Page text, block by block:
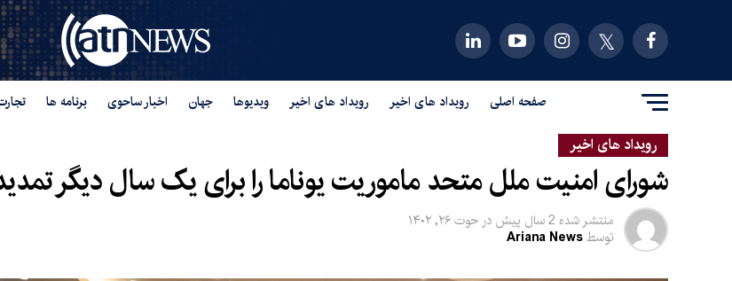
صفحه اصلی رویداد های اخیر رویداد های اخیر ویدیوها جهان اخبار ساحوی برنامه ها
رویداد های اخیر
شورای امنیت ملل متحد ماموریت یوناما را برای یک سال دیگر
منتشر شده 2 سال پیش در حوت ۲۶, ۱۴۰۲
توسطAriana News